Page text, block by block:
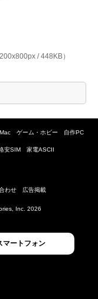
/ 448KB）
ゲーム・ホビー 自作PC
安SIM 家電ASCII
わせ 広告掲載
Inc. 2026
マートフォン